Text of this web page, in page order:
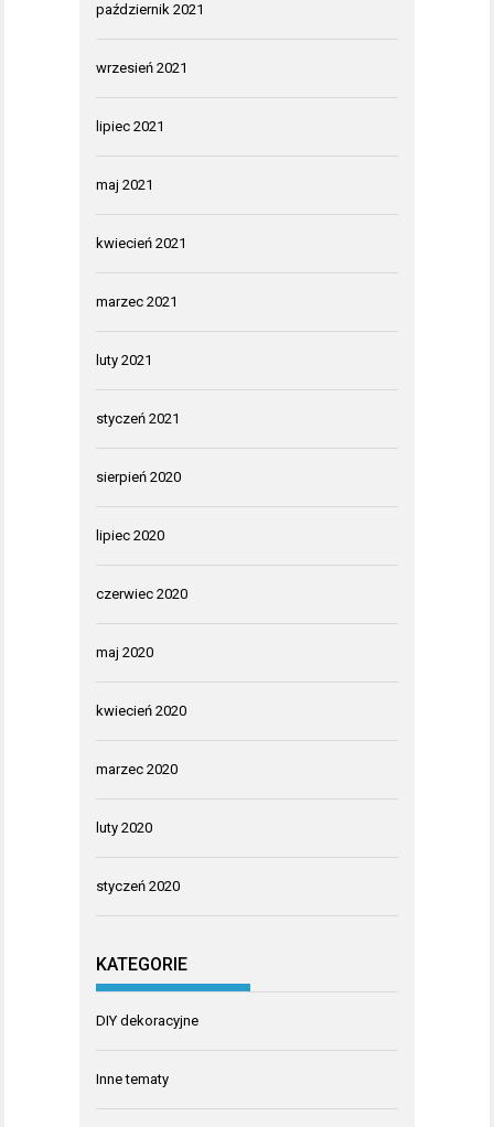
październik 2021
wrzesień 2021
lipiec 2021
maj 2021
kwiecień 2021
marzec 2021
luty 2021
styczeń 2021
sierpień 2020
lipiec 2020
czerwiec 2020
maj 2020
kwiecień 2020
marzec 2020
luty 2020
styczeń 2020
KATEGORIE
DIY dekoracyjne
Inne tematy